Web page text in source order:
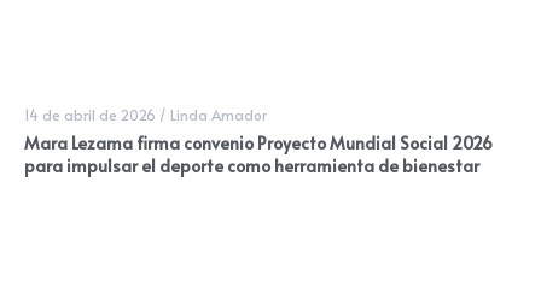
14 de abril de 2026 / Linda Amador
Mara Lezama firma convenio Proyecto Mundial Social 2026
para impulsar el deporte como herramienta de bienestar